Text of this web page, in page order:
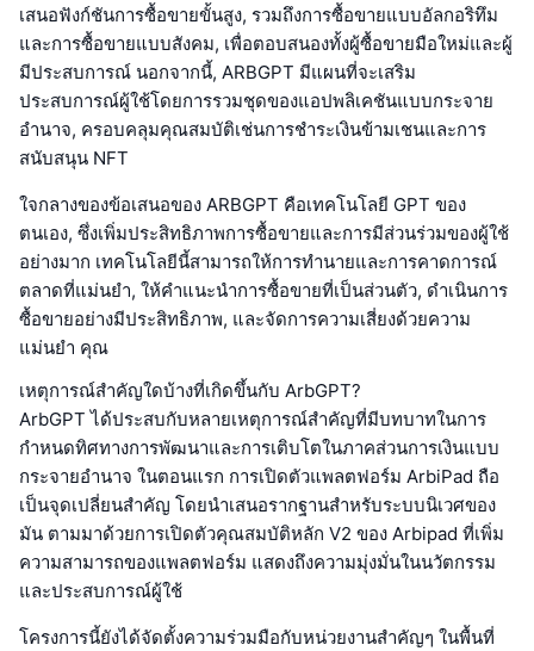
เสนอฟังก์ชันการซื้อขายขั้นสูง, รวมถึงการซื้อขายแบบอัลกอริทึม
และการซื้อขายแบบสังคม, เพื่อตอบสนองทั้งผู้ซื้อขายมือใหม่และผู้
มีประสบการณ์ นอกจากนี้, ARBGPT มีแผนที่จะเสริม
ประสบการณ์ผู้ใช้โดยการรวมชุดของแอปพลิเคชันแบบกระจาย
อำนาจ, ครอบคลุมคุณสมบัติเช่นการชำระเงินข้ามเชนและการ
สนับสนุน NFT
ใจกลางของข้อเสนอของ ARBGPT คือเทคโนโลยี GPT ของ
ตนเอง, ซึ่งเพิ่มประสิทธิภาพการซื้อขายและการมีส่วนร่วมของผู้ใช้
อย่างมาก เทคโนโลยีนี้สามารถให้การทำนายและการคาดการณ์
ตลาดที่แม่นยำ, ให้คำแนะนำการซื้อขายที่เป็นส่วนตัว, ดำเนินการ
ซื้อขายอย่างมีประสิทธิภาพ, และจัดการความเสี่ยงด้วยความ
แม่นยำ คุณ
เหตุการณ์สำคัญใดบ้างที่เกิดขึ้นกับ ArbGPT?
ArbGPT ได้ประสบกับหลายเหตุการณ์สำคัญที่มีบทบาทในการ
กำหนดทิศทางการพัฒนาและการเติบโตในภาคส่วนการเงินแบบ
กระจายอำนาจ ในตอนแรก การเปิดตัวแพลตฟอร์ม ArbiPad ถือ
เป็นจุดเปลี่ยนสำคัญ โดยนำเสนอรากฐานสำหรับระบบนิเวศของ
มัน ตามมาด้วยการเปิดตัวคุณสมบัติหลัก V2 ของ Arbipad ที่เพิ่ม
ความสามารถของแพลตฟอร์ม แสดงถึงความมุ่งมั่นในนวัตกรรม
และประสบการณ์ผู้ใช้
โครงการนี้ยังได้จัดตั้งความร่วมมือกับหน่วยงานสำคัญๆ ในพื้นที่